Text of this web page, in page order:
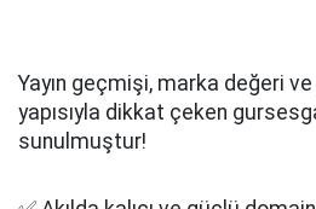
Yayın geçmişi, marka değeri
yapısıyla dikkat çeken
sunulmuştur!